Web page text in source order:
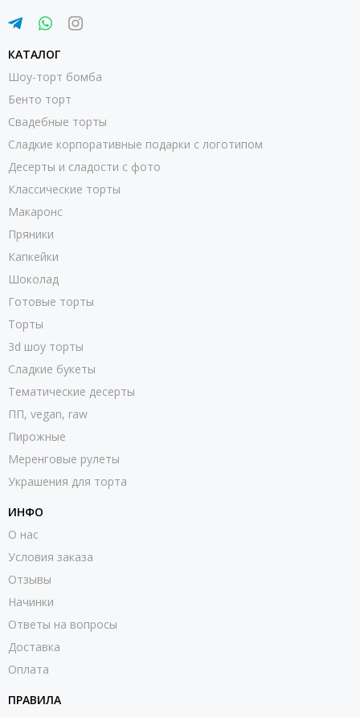
КАТАЛОГ
Шоу-торт бомба
Бенто торт
Свадебные торты
Сладкие корпоративные подарки с логотипом
Десерты и сладости с фото
Классические торты
Макаронс
Пряники
Капкейки
Шоколад
Готовые торты
Торты
3d шоу торты
Сладкие букеты
Тематические десерты
ПП, vegan, raw
Пирожные
Меренговые рулеты
Украшения для торта
ИНФО
О нас
Условия заказа
Отзывы
Начинки
Ответы на вопросы
Доставка
Оплата
ПРАВИЛА